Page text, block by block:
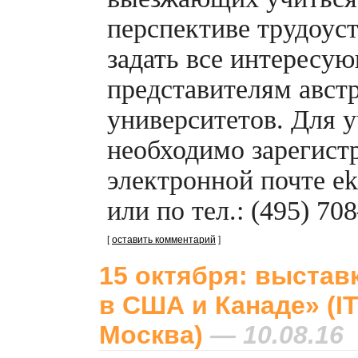
перспективе
задать все
представителям
университетов. Для
необходимо
электронной почте
или по тел.: (495)
[оставить комментарий ]
15 октября:
в США и Канаде»
Москва) — 10.08.16